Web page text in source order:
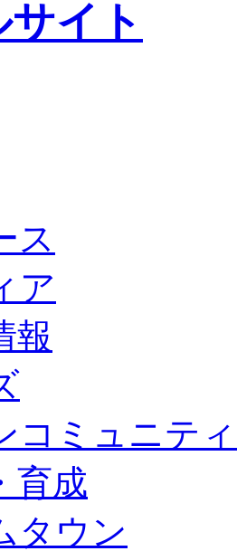
ド
ナー
規定
ガイドライン
ァンサービスについて
安田J3リーグ2026/27シーズン試
安田Ｊ3リーグ 2026/27シーズン「
ナー
ミュニティ
プ
トア（実店舗）
ア
いて
フ
ディーア）
ス
ア
報
コミュニティ
育成
タウン